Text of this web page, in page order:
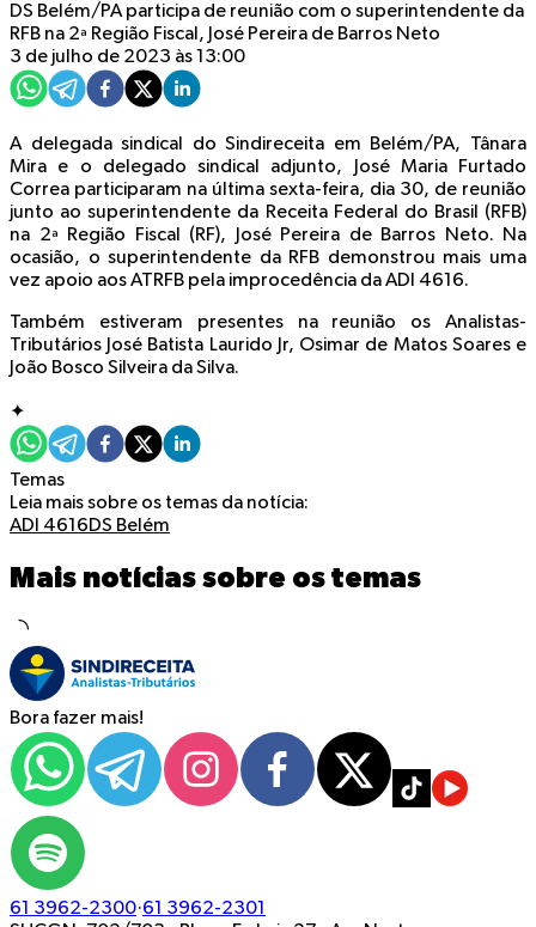
DS Belém/PA participa de reunião com o superintendente da
RFB na 2ª Região Fiscal, José Pereira de Barros Neto
3 de julho de 2023 às 13:00
A delegada sindical do Sindireceita em Belém/PA, Tânara
Mira e o delegado sindical adjunto, José Maria Furtado
Correa participaram na última sexta-feira, dia 30, de reunião
junto ao superintendente da Receita Federal do Brasil (RFB)
na 2ª Região Fiscal (RF), José Pereira de Barros Neto. Na
ocasião, o superintendente da RFB demonstrou mais uma
vez apoio aos ATRFB pela improcedência da ADI 4616.
Também estiveram presentes na reunião os Analistas-
Tributários José Batista Laurido Jr, Osimar de Matos Soares e
João Bosco Silveira da Silva.
✦
Temas
Leia mais sobre os temas da notícia:
ADI 4616DS Belém
Mais notícias sobre os temas
Bora fazer mais!
61 3962-2300·61 3962-2301